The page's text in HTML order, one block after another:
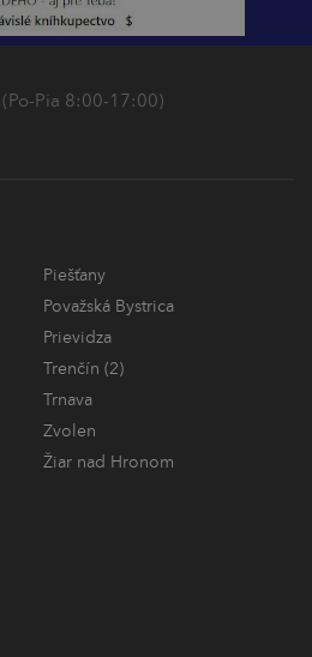
(Po-Pia 8:00-17:00)
Piešťany
Považská Bystrica
Prievidza
Trenčín (2)
Trnava
Zvolen
Žiar nad Hronom